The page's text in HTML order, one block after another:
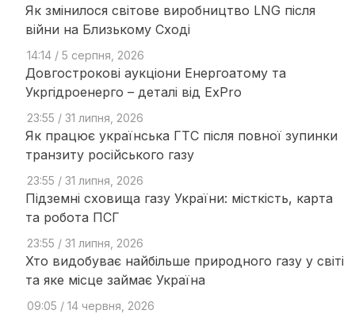
Як змінилося світове виробництво LNG після
війни на Близькому Сході
14:14 / 5 серпня, 2026
Довгострокові аукціони Енергоатому та
Укргідроенерго – деталі від ExPro
23:55 / 31 липня, 2026
Як працює українська ГТС після повної зупинки
транзиту російського газу
23:55 / 31 липня, 2026
Підземні сховища газу України: місткість, карта
та робота ПСГ
23:55 / 31 липня, 2026
Хто видобуває найбільше природного газу у світі
та яке місце займає Україна
09:05 / 14 червня, 2026